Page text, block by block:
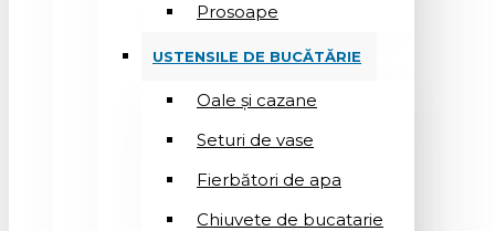
Prosoape
USTENSILE DE BUCĂTĂRIE
Oale și cazane
Seturi de vase
Fierbători de apa
Chiuvete de bucatarie